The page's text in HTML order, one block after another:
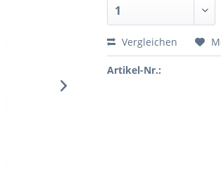
Vergleichen
Artikel-Nr.: